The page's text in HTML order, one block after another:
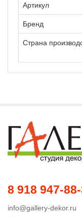
Артикул
Бренд
Страна
8 918 947-
info@gallery-dekor.ru